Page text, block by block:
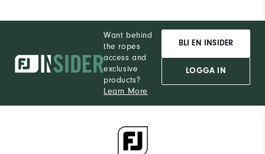
Want behind
the ropes
access and
exclusive
products?
Learn More
BLI EN INSIDER
LOGGA IN